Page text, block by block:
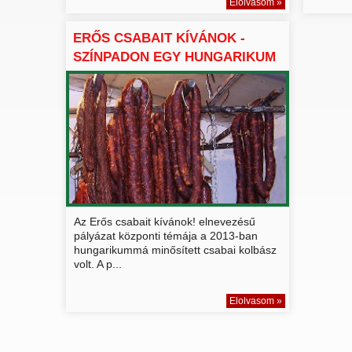
Elolvasom »
ERŐS CSABAIT KÍVÁNOK -
SZÍNPADON EGY HUNGARIKUM
Az Erős csabait kívánok! elnevezésű
pályázat központi témája a 2013-ban
hungarikummá minősített csabai kolbász
volt. A p...
Elolvasom »